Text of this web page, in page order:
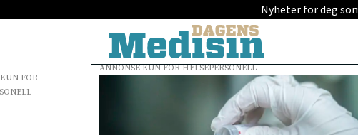
Nyheter for deg
Tag:
ANNONSE KUN FOR HELSEPERSONELL
FOR